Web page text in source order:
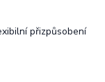
přizpůsobení